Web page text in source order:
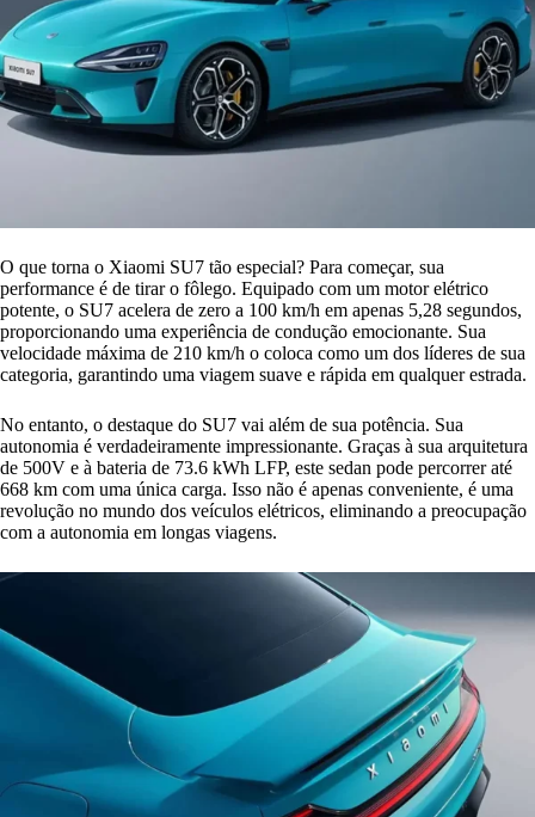
O que torna o Xiaomi SU7 tão especial? Para começar, sua
performance é de tirar o fôlego. Equipado com um motor elétrico
potente, o SU7 acelera de zero a 100 km/h em apenas 5,28 segundos,
proporcionando uma experiência de condução emocionante. Sua
velocidade máxima de 210 km/h o coloca como um dos líderes de sua
categoria, garantindo uma viagem suave e rápida em qualquer estrada.
No entanto, o destaque do SU7 vai além de sua potência. Sua
autonomia é verdadeiramente impressionante. Graças à sua arquitetura
de 500V e à bateria de 73.6 kWh LFP, este sedan pode percorrer até
668 km com uma única carga. Isso não é apenas conveniente, é uma
revolução no mundo dos veículos elétricos, eliminando a preocupação
com a autonomia em longas viagens.